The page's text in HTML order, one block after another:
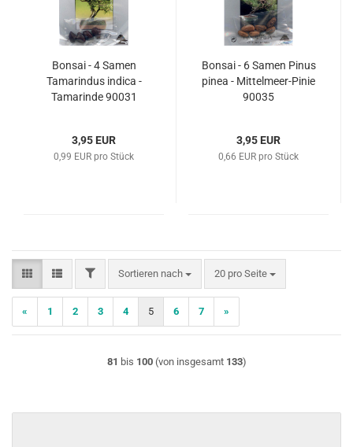
Bonsai - 4 Samen
Tamarindus indica -
Tamarinde 90031
3,95 EUR
0,99 EUR pro Stück
Bonsai - 6 Samen Pinus
pinea - Mittelmeer-Pinie
90035
3,95 EUR
0,66 EUR pro Stück
FILTERSortieren nach
Sortieren nach 20 pro Seite
pro Seite
« 1 2 3 4 5 6 7 »
81 bis 100(von insgesamt 133)